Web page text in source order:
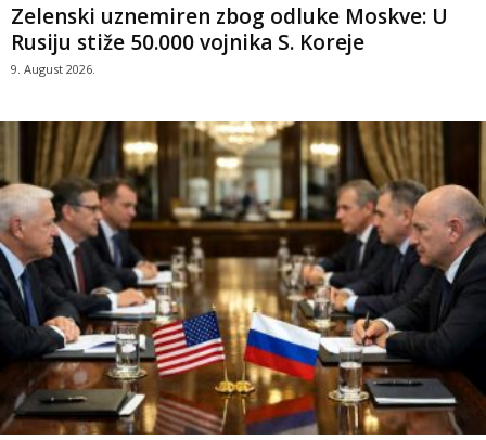
Zelenski uznemiren zbog odluke Moskve: U
Rusiju stiže 50.000 vojnika S. Koreje
9. August 2026.